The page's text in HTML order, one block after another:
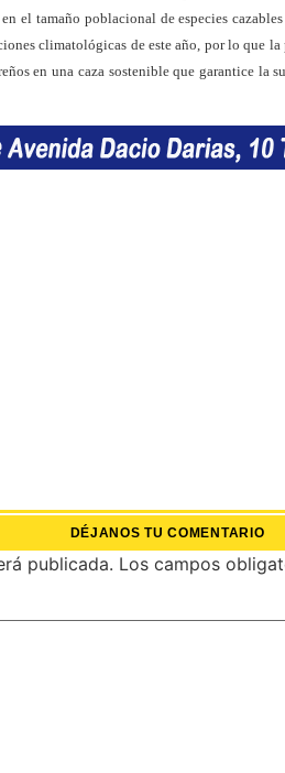
el tamaño poblacional de especies
climatológicas de este año, por lo que
en una caza sostenible que garantice la
DÉJANOS TU COMENTARIO
publicada. Los campos